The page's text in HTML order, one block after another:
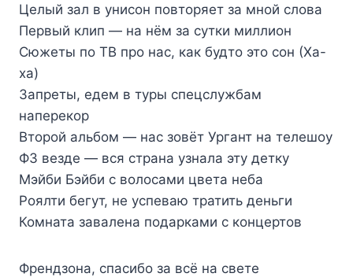
Целый зал в унисон повторяет за мной слова
Первый клип — на нём за сутки миллион
Сюжеты по ТВ про нас, как будто это сон (Ха-
ха)
Запреты, едем в туры спецслужбам
наперекор
Второй альбом — нас зовёт Ургант на телешоу
ФЗ везде — вся страна узнала эту детку
Мэйби Бэйби с волосами цвета неба
Роялти бегут, не успеваю тратить деньги
Комната завалена подарками с концертов
Френдзона, спасибо за всё на свете